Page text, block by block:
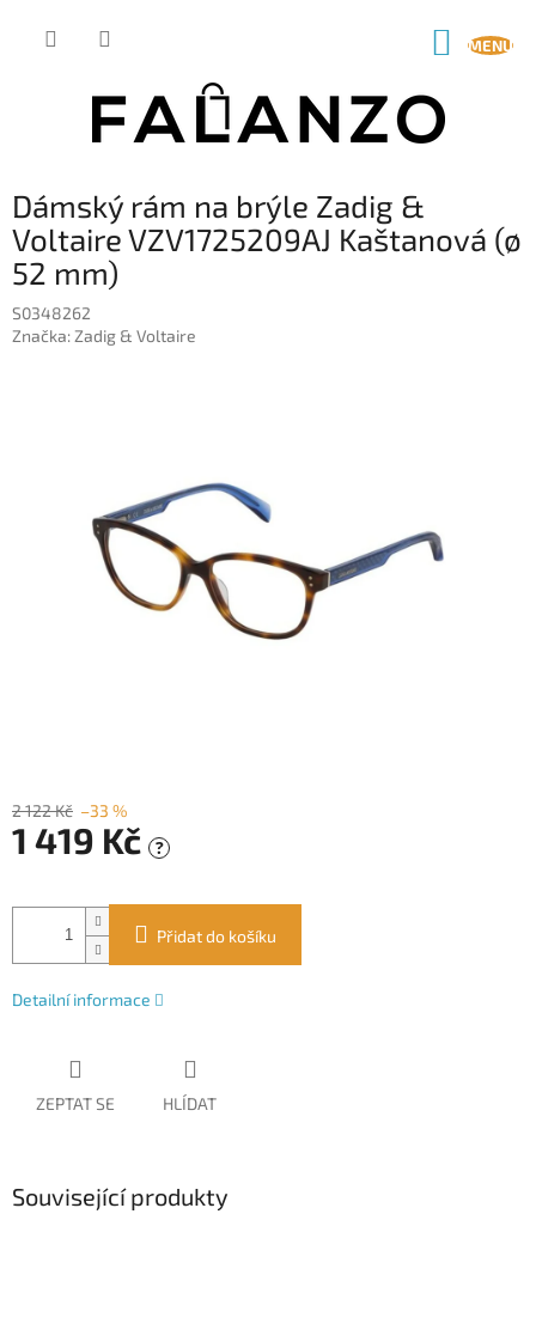
Dámský rám na brýle Zadig &
Voltaire VZV1725209AJ Kaštanová (ø
52 mm)
S0348262
Značka:Zadig & Voltaire
2 122 Kč –33 %
1 419 Kč ?
cena:
Přidat do košíku
Detailní informace
ZEPTAT SE HLÍDAT
Související produkty